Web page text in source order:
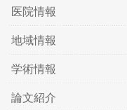
医院情報
地域情報
学術情報
論文紹介